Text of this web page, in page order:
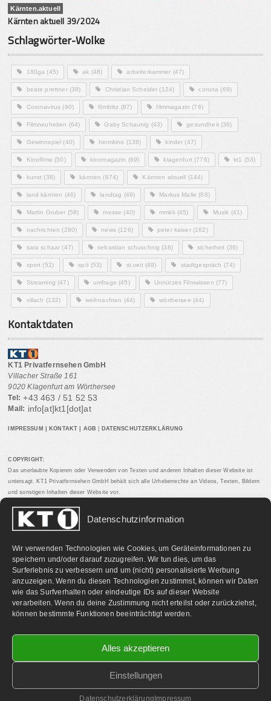
Datenschutzinformation
Wir verwenden Technologien wie Cookies, um Geräteinformationen zu
speichern und/oder darauf zuzugreifen. Wir tun dies, um das
Surferlebnis zu verbessern und um (nicht) personalisierte Werbung
anzuzeigen. Wenn du diesen Technologien zustimmst, können wir Daten
wie das Surfverhalten oder eindeutige IDs auf dieser Website
verarbeiten. Wenn du deine Zustimmung nicht erteilst oder zurückziehst,
können bestimmte Funktionen beeinträchtigt werden.
Alles akzeptieren
Einstellungen
Datenschutzerklärung Impressum
Kärnten.aktuell
Kärnten aktuell 39/2024
Schlagwörter-Wolke
180ga (45) ak (48) arbeiterkammer (47)
beate prettner(38) Christian Scheider (124) corona (69)
Coronavirus (90) filmblitz (87) filmmagazin (76)
Filmneuheiten (64) Gaby Schaunig (43) gesundheit(36)
Gewinnspiel (40) heimkino (138) kinder (47)
Kinofilme (50) kinomagazin (69) klagenfurt(776) kt1 (53)
kunst (38) kärnten (674) Kärnten aktuell (144)
land kärnten (46) landtag (49) Markus Malle (68)
Martin Gruber (58) messe (40) mmkk(45) Musik (41)
nachrichten (280) news(126) peter kaiser(162)
sara schaar (47) sebastian schuschnig (38) sicherheit (36)
sport (52) spö (53) st.veit(49) stadtgespräch (74)
Streaming (47) umfrage (45) Unnützes Filmwissen (77)
villach (132) weihnachten (44) wörthersee (44)
Kontaktdaten
KT1 Privatfernsehen GmbH
Villacher Straße 161
9020 Klagenfurt am Wörthersee
Tel: +43 463 / 51 52 53
Mail: info[at]kt1[dot]at
IMPRESSUM KONTAKT AGB DATENSCHUTZERKLÄRUNG
COPYRIGHT:
Das unerlaubte Kopieren oder Verwenden von Texten und anderen Inhalten dieser Website ist
untersagt. KT1 Privatfernsehen GmbH behält sich alle Urheberrechte an Videos, Texten, Bildern
und sonstigen Inhalten dieser Website vor.
PARTNERLINKS:
2026 KT1 Privatfernsehen - Alle Rechte vorbehalten.
Homepage & Webbetreuung DF-Media.at